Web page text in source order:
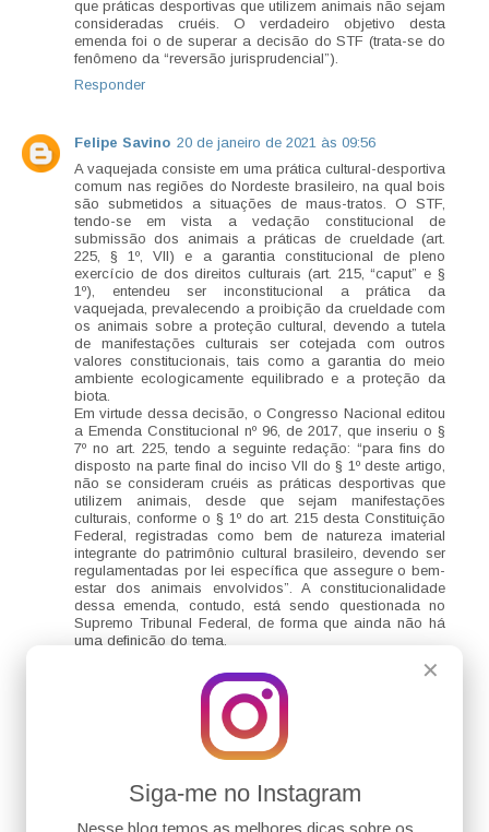
✕
Siga-me no Instagram
Nesse blog temos as melhores dicas sobre os
que práticas desportivas que utilizem animais não sejam
consideradas cruéis. O verdadeiro objetivo desta
emenda foi o de superar a decisão do STF (trata-se do
fenômeno da “reversão jurisprudencial”).
Responder
Felipe Savino 20 de janeiro de 2021 às 09:56
A vaquejada consiste em uma prática cultural-desportiva
comum nas regiões do Nordeste brasileiro, na qual bois
são submetidos a situações de maus-tratos. O STF,
tendo-se em vista a vedação constitucional de
submissão dos animais a práticas de crueldade (art.
225, § 1º, VII) e a garantia constitucional de pleno
exercício de dos direitos culturais (art. 215, “caput” e §
1º), entendeu ser inconstitucional a prática da
vaquejada, prevalecendo a proibição da crueldade com
os animais sobre a proteção cultural, devendo a tutela
de manifestações culturais ser cotejada com outros
valores constitucionais, tais como a garantia do meio
ambiente ecologicamente equilibrado e a proteção da
biota.
Em virtude dessa decisão, o Congresso Nacional editou
a Emenda Constitucional nº 96, de 2017, que inseriu o §
7º no art. 225, tendo a seguinte redação: “para fins do
disposto na parte final do inciso VII do § 1º deste artigo,
não se consideram cruéis as práticas desportivas que
utilizem animais, desde que sejam manifestações
culturais, conforme o § 1º do art. 215 desta Constituição
Federal, registradas como bem de natureza imaterial
integrante do patrimônio cultural brasileiro, devendo ser
regulamentadas por lei específica que assegure o bem-
estar dos animais envolvidos”. A constitucionalidade
dessa emenda, contudo, está sendo questionada no
Supremo Tribunal Federal, de forma que ainda não há
uma definição do tema.
20 de janeiro de 2021 às 09:59
A vaquejada é uma prática popular, muito comum no
por meio do desequilíbrio. Em que pese ser uma
atividade inserta na cultural local, esta passou a ser
questionada ante uma alegada e notória crueldade para